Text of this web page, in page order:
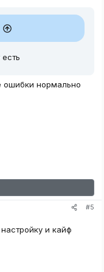
ошибки нормально
#5
и кайф